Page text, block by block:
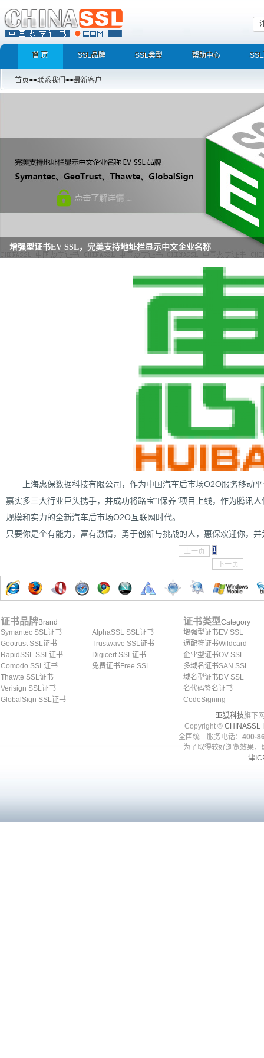
首 页 SSL品牌 SSL类型 帮助中心
首页>>联系我们 >>最新客户
增强型证书EV SSL，完美支持地址栏显示中文企业名称
增强型证书EV SSL,赛门铁克EV证书,verisign EV SSL证书,完美支持地址栏显示中文
上海惠保数据科技有限公司，作为中国汽车后市场O2O服务移动
嘉实多三大行业巨头携手，并成功将路宝“I保养”项目上线，作为腾讯
规模和实力的全新汽车后市场O2O互联网时代。
只要你是个有能力，富有激情，勇于创新与挑战的人，惠保欢迎你，
上一页
1
下一页
证书品牌Brand
Symantec SSL证书
Geotrust SSL证书
RapidSSL SSL证书
Comodo SSL证书
Thawte SSL证书
Verisign SSL证书
GlobalSign SSL证书
AlphaSSL SSL证书
Trustwave SSL证书
Digicert SSL证书
免费证书Free SSL
证书类型Category
增强型证书EV SSL
通配符证书Wildcard
企业型证书OV SSL
多域名证书SAN SSL
域名型证书DV SSL
名代码签名证书
CodeSigning
亚狐科技旗下
Copyright © CHINASSL
全国统一服务电话： 400-
为了取得较好浏览效果
津